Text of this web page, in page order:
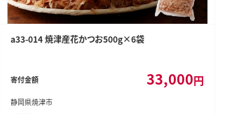
a33-014 焼津産花かつお500g×6袋
寄付金額 33,000円
静岡県焼津市